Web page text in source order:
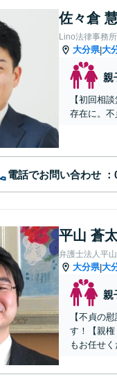
佐々倉
Lino法律事務所
大分県|大
親
【初回相
存在に。不
電話でお問い合わせ
平山 蒼
弁護士法人平
大分県|大
親
【不貞の
す！【親
もお任せく